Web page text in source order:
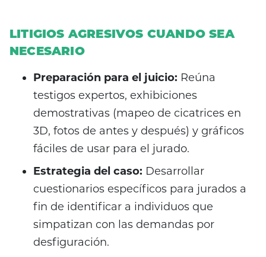
LITIGIOS AGRESIVOS CUANDO SEA
NECESARIO
Preparación para el juicio: Reúna
testigos expertos, exhibiciones
demostrativas (mapeo de cicatrices en
3D, fotos de antes y después) y gráficos
fáciles de usar para el jurado.
Estrategia del caso: Desarrollar
cuestionarios específicos para jurados a
fin de identificar a individuos que
simpatizan con las demandas por
desfiguración.